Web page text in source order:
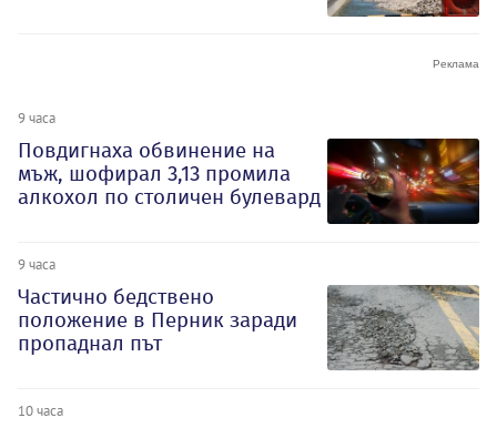
9 часа
Повдигнаха обвинение на
мъж, шофирал 3,13 промила
алкохол по столичен булевард
9 часа
Частично бедствено
положение в Перник заради
пропаднал път
10 часа